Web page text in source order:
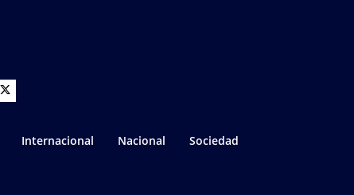
Internacional Nacional Sociedad